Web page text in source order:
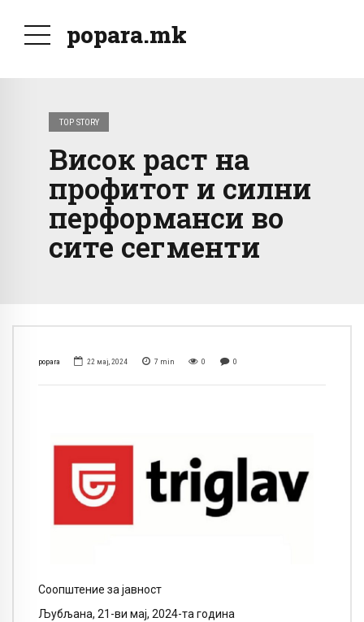
popara.mk
TOP STORY
Висок раст на
профитот и силни
перформанси во
сите сегменти
popara 22 мај, 2024 7 min 0 0
Соопштение за јавност
Љубљана, 21-ви мај, 2024-та година